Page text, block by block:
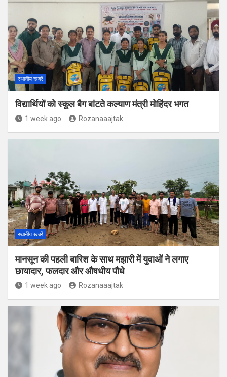
स्थानीय खबरें
विद्यार्थियों को स्कूल बैग बांटते कल्याण मंत्री मोहिंदर भगत
1 week ago Rozanaaajtak
स्थानीय खबरें
मानसून की पहली बारिश के साथ मझारी में युवाओं ने लगाए
छायादार, फलदार और औषधीय पौधे
1 week ago Rozanaaajtak